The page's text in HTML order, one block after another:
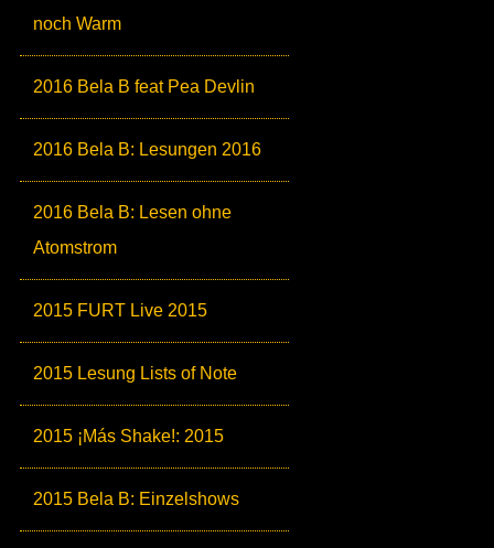
noch Warm
2016 Bela B feat Pea Devlin
2016 Bela B: Lesungen 2016
2016 Bela B: Lesen ohne
Atomstrom
2015 FURT Live 2015
2015 Lesung Lists of Note
2015 ¡Más Shake!: 2015
2015 Bela B: Einzelshows